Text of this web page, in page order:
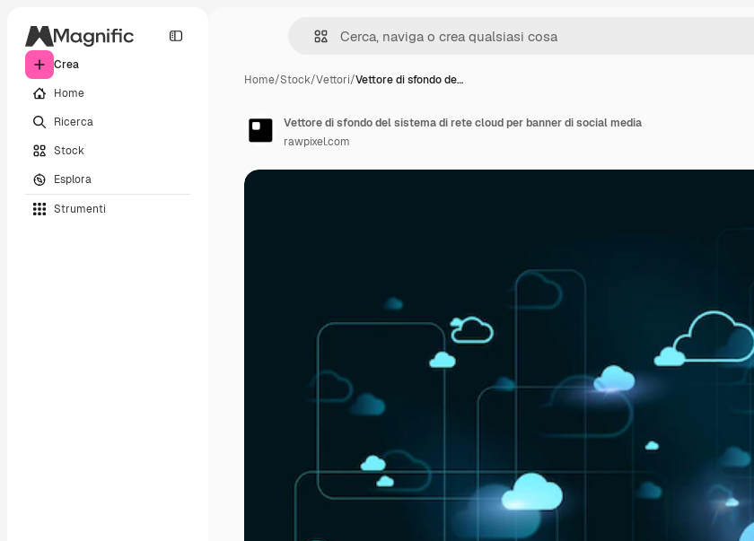
Crea
Home
Ricerca
Stock
Esplora
Strumenti
Home/Stock/Vettori/Vettore di sfondo de…
Vettore di sfondo del sistema di rete cloud per banner di social media
rawpixel.com